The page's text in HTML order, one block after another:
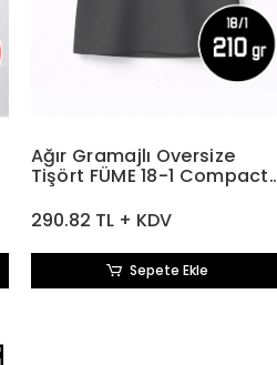
Ağır Gramajlı Oversize
Tişört FÜME 18-1 Compact
290.82 TL + KDV
Sepete Ekle